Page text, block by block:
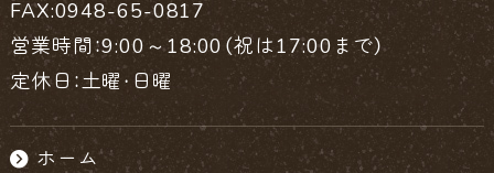
FAX:0948-65-0817
営業時間：9:00～18:00（祝は17:00まで）
定休日：土曜・日曜
ホーム